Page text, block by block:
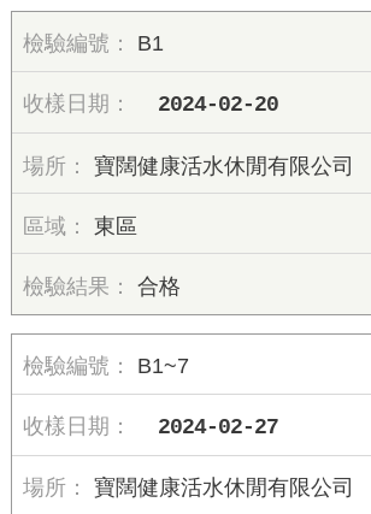
B1
2024-02-20
寶闊健康活水休閒有限公司
東區
合格
B1~7
2024-02-27
寶闊健康活水休閒有限公司